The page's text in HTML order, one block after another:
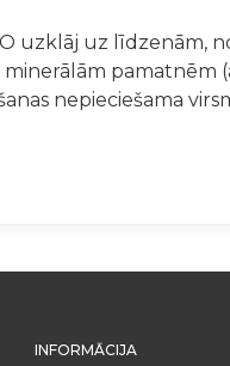
uzklāj uz
pamatnēm
nepieciešama
INFORMĀCIJA